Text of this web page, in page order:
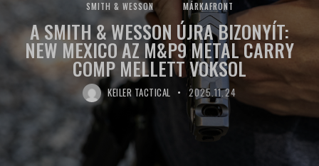
SMITH & WESSON MÁRKAFRONT
A SMITH & WESSON ÚJRA BIZONYÍT:
NEW MEXICO AZ M&P9 METAL CARRY
COMP MELLETT VOKSOL
KEILER TACTICAL 2025.11.24